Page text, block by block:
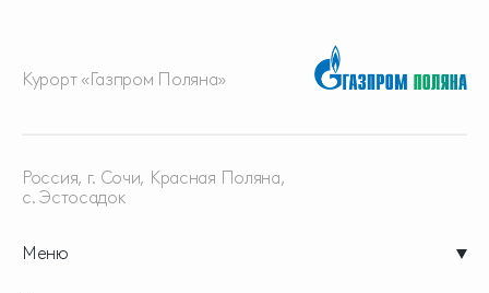
Курорт «Газпром Поляна»
Меню
Россия, г. Сочи, Красная Поляна,
с. Эстосадок